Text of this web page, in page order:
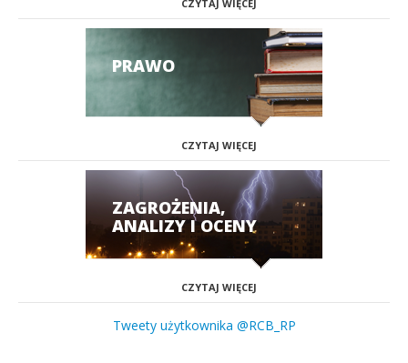
CZYTAJ WIĘCEJ
PRAWO
CZYTAJ WIĘCEJ
ZAGROŻENIA,
ANALIZY I OCENY
CZYTAJ WIĘCEJ
Tweety użytkownika @RCB_RP